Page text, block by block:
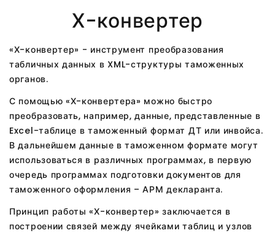
Х-конвертер
«Х-конвертер» - инструмент преобразования
табличных данных в XML-структуры таможенных
органов.
С помощью «Х-конвертера» можно быстро
преобразовать, например, данные, представленные в
Excel-таблице в таможенный формат ДТ или инвойса.
В дальнейшем данные в таможенном формате могут
использоваться в различных программах, в первую
очередь программах подготовки документов для
таможенного оформления – АРМ декларанта.
Принцип работы «Х-конвертер» заключается в
построении связей между ячейками таблиц и узлов